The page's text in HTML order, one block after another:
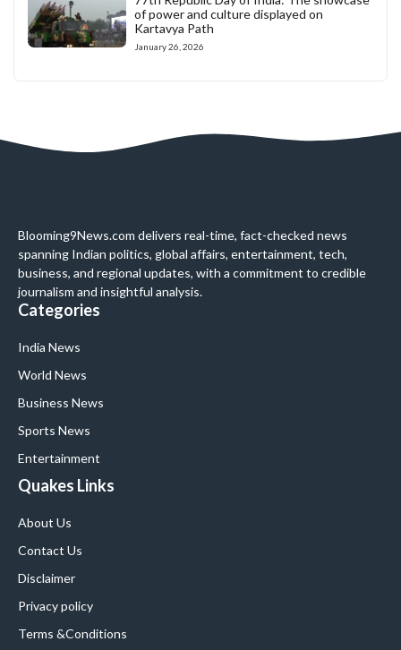
of power and culture displayed on
Kartavya Path
January 26, 2026
Blooming9News.com delivers real-time, fact-checked news
spanning Indian politics, global affairs, entertainment, tech,
business, and regional updates, with a commitment to credible
journalism and insightful analysis.
Categories
India News
World News
Business News
Sports News
Entertainment
Quakes Links
About Us
Contact Us
Disclaimer
Privacy policy
Terms &Conditions